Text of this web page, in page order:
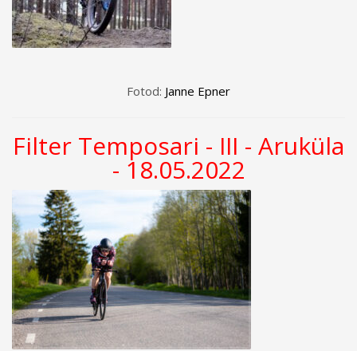
Fotod: Janne Epner
Filter Temposari - III - Aruküla
- 18.05.2022